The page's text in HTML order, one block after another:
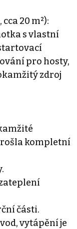
20 m²):
s vlastní
pro hosty,
zdroj
kompletní
části.
vytápění je